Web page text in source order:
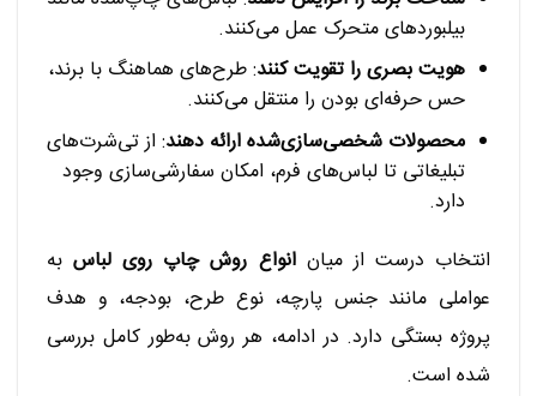
بیلبوردهای متحرک عمل می‌کنند.
هویت بصری را تقویت کنند: طرح‌های هماهنگ با برند،
حس حرفه‌ای بودن را منتقل می‌کنند.
محصولات شخصی‌سازی‌شده ارائه دهند: از تی‌شرت‌های
تبلیغاتی تا لباس‌های فرم، امکان سفارشی‌سازی وجود
دارد.
انتخاب درست از میانانواع روش چاپ روی لباسبه
عواملی مانند جنس پارچه، نوع طرح، بودجه، و هدف
پروژه بستگی دارد. در ادامه، هر روش به‌طور کامل بررسی
شده است.